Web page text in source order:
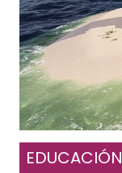
EDUCACIÓN